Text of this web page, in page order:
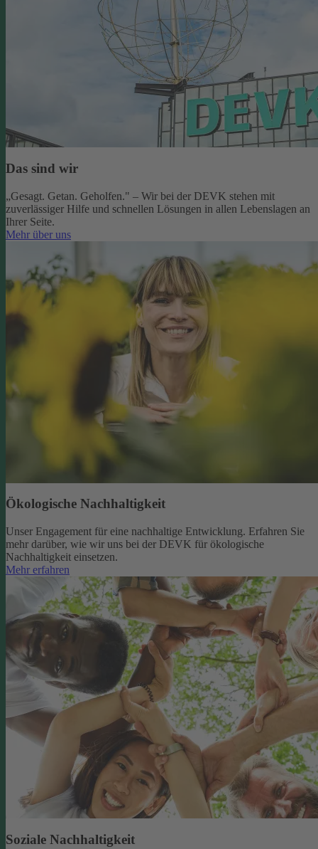
Das sind wir
„Gesagt. Getan. Geholfen." – Wir bei der DEVK stehen mit
zuverlässiger Hilfe und schnellen Lösungen in allen Lebenslagen an
Ihrer Seite.
Mehr über uns
Ökologische Nachhaltigkeit
Unser Engagement für eine nachhaltige Entwicklung. Erfahren Sie
mehr darüber, wie wir uns bei der DEVK für ökologische
Nachhaltigkeit einsetzen.
Mehr erfahren
Soziale Nachhaltigkeit